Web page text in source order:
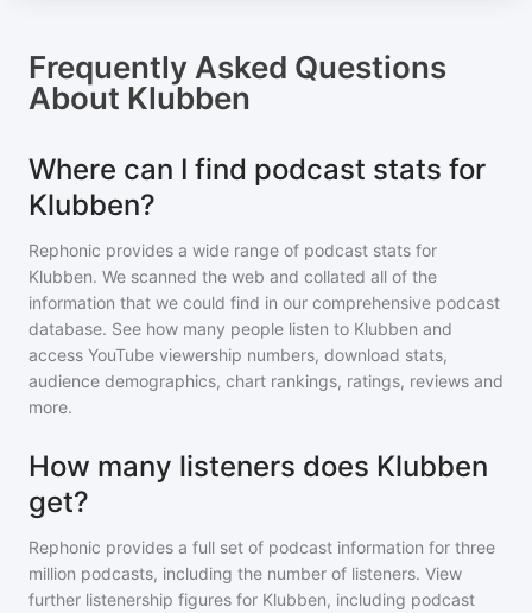
Frequently Asked Questions
About Klubben
Where can I find podcast stats for
Klubben?
Rephonic provides a wide range of podcast stats for
Klubben. We scanned the web and collated all of the
information that we could find in our comprehensive podcast
database. See how many people listen to Klubben and
access YouTube viewership numbers, download stats,
audience demographics, chart rankings, ratings, reviews and
more.
How many listeners does Klubben
get?
Rephonic provides a full set of podcast information for three
million podcasts, including the number of listeners. View
further listenership figures for Klubben, including podcast